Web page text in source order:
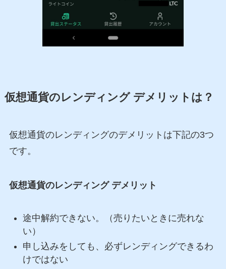
仮想通貨のレンディング デメリットは？
仮想通貨のレンディングのデメリットは下記の3つ
です。
仮想通貨のレンディング デメリット
途中解約できない。（売りたいときに売れな
い）
申し込みをしても、必ずレンディングできるわ
けではない